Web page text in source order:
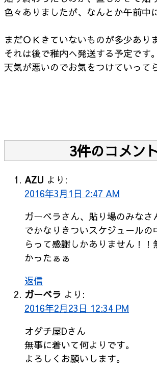
色々ありましたが、なんとか午前中
まだＯＫきていないものが多少あり
それは後で稚内へ発送する予定です。
天気が悪いのでお気をつけていって
3件のコメン
AZU より:
2016年3月1日 2:47 AM
ガーベラさん、貼り場のみなさ
でかなりきついスケジュールの
らって感謝しかありません！！
かったぁぁ
返信
ガーベラ より:
2016年2月23日 12:34 PM
オダチ屋Dさん
無事に着いて何よりです。
よろしくお願いします。